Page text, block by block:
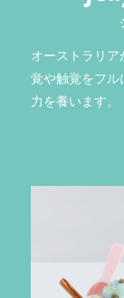
オーストラリア
覚や触覚をフル
力を養います。